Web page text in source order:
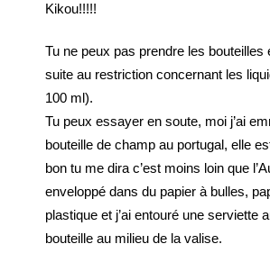
Kikou!!!!!
Tu ne peux pas prendre les bouteilles
suite au restriction concernant les
100 ml).
Tu peux essayer en soute, moi j’ai
bouteille de champ au portugal, elle
bon tu me dira c’est moins loin que
enveloppé dans du papier à bulles,
plastique et j’ai entouré une serviette
bouteille au milieu de la valise.